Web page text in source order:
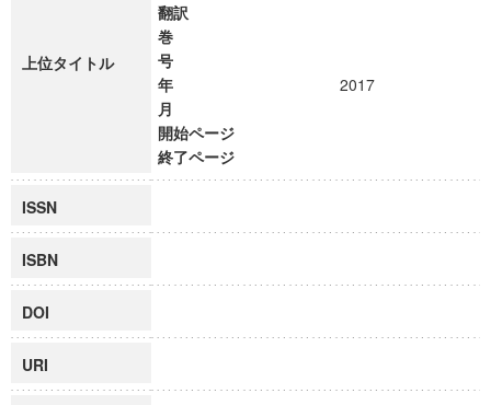
上位タイトル
翻訳
巻
号
年
2017
月
開始ページ
終了ページ
ISSN
ISBN
DOI
URI